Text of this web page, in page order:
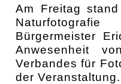
Am Freitag
Bürgermeister
Anwesenheit
Verbandes für
der Veranstaltung.